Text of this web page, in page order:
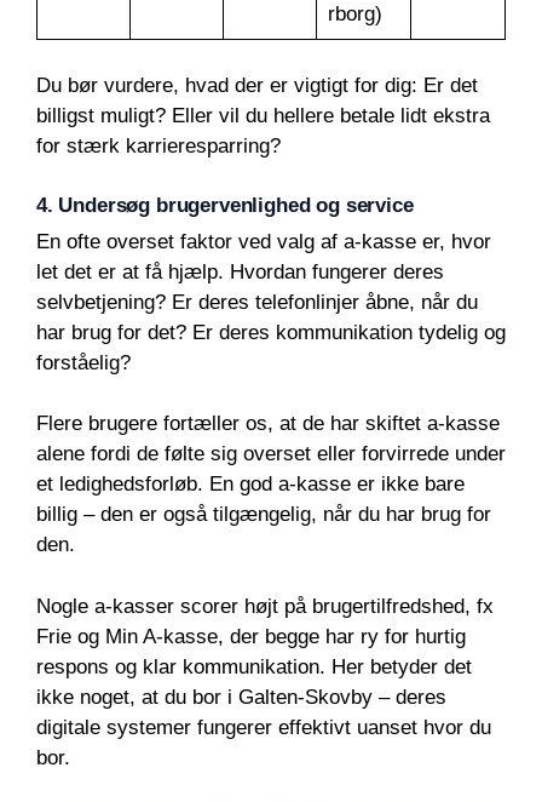
rborg)
Du bør vurdere, hvad der er vigtigt for dig: Er det
billigst muligt? Eller vil du hellere betale lidt ekstra
for stærk karrieresparring?
4. Undersøg brugervenlighed og service
En ofte overset faktor ved valg af a-kasse er, hvor
let det er at få hjælp. Hvordan fungerer deres
selvbetjening? Er deres telefonlinjer åbne, når du
har brug for det? Er deres kommunikation tydelig og
forståelig?
Flere brugere fortæller os, at de har skiftet a-kasse
alene fordi de følte sig overset eller forvirrede under
et ledighedsforløb. En god a-kasse er ikke bare
billig – den er også tilgængelig, når du har brug for
den.
Nogle a-kasser scorer højt på brugertilfredshed, fx
Frie og Min A-kasse, der begge har ry for hurtig
respons og klar kommunikation. Her betyder det
ikke noget, at du bor i Galten-Skovby – deres
digitale systemer fungerer effektivt uanset hvor du
bor.